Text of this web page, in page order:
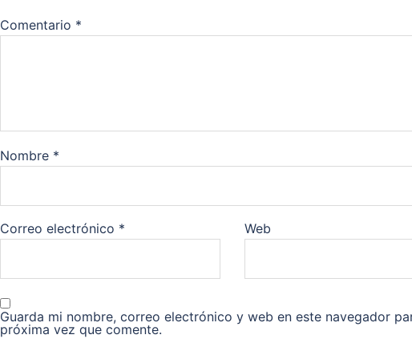
Comentario *
Nombre *
Correo electrónico * Web
Guarda mi nombre, correo electrónico y web en este navegador
próxima vez que comente.